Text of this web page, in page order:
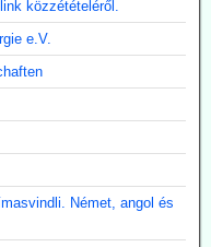
közzétételéről.
e.V.
Német, angol és